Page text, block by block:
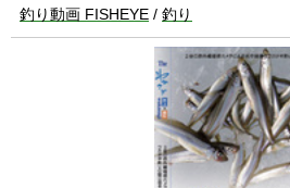
釣り動画 FISHEYE / 釣り